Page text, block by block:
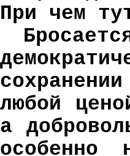
При чем
любой
а
особенно